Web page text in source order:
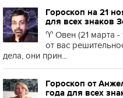
Гороскоп на 21
для всех знаков
♈️ Овен (21 марта -
от вас
дела, они прин...
Гороскоп от
года для всех